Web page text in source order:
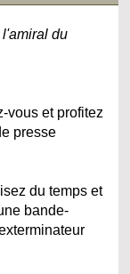
du
vous et profitez
presse
du temps et
bande-